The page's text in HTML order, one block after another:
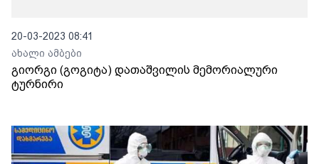
20-03-2023 08:41
ახალი ამბები
გიორგი (გოგიტა) დათაშვილის მემორიალური
ტურნირი